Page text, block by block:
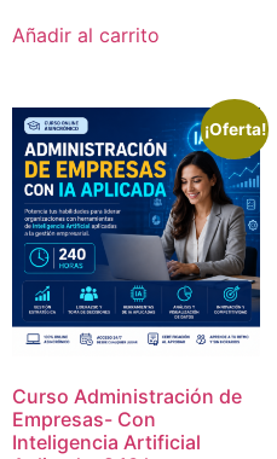
Añadir al carrito
¡Oferta!
Curso Administración de
Empresas- Con
Inteligencia Artificial